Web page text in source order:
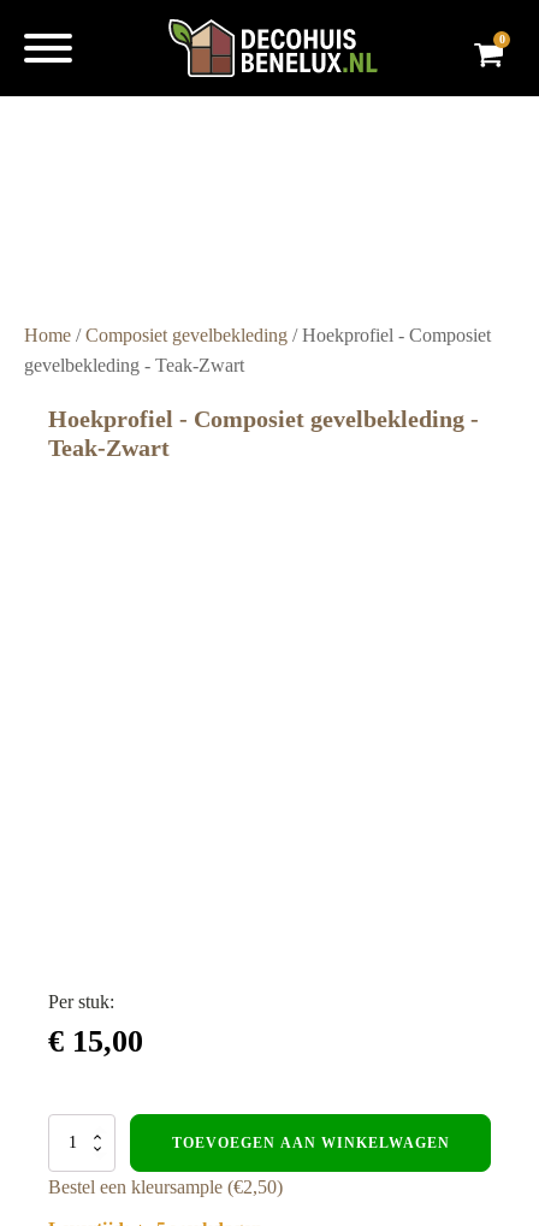
0
Home /Composiet gevelbekleding / Hoekprofiel - Composiet
gevelbekleding - Teak-Zwart
Hoekprofiel - Composiet gevelbekleding -
Teak-Zwart
Per stuk:
€ 15,00
Hoekprofiel
Composiet
TOEVOEGEN AAN WINKELWAGEN
Bestel een kleursample (€2,50)